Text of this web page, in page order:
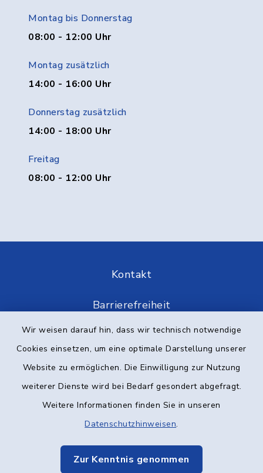
Wir weisen darauf hin, dass wir technisch notwendige
Cookies einsetzen, um eine optimale Darstellung unserer
Website zu ermöglichen. Die Einwilligung zur Nutzung
weiterer Dienste wird bei Bedarf gesondert abgefragt.
Weitere Informationen finden Sie in unseren
Datenschutzhinweisen.
Zur Kenntnis genommen
Montag bis Donnerstag
08:00 - 12:00 Uhr
Montag zusätzlich
14:00 - 16:00 Uhr
Donnerstag zusätzlich
14:00 - 18:00 Uhr
Freitag
08:00 - 12:00 Uhr
Kontakt
Barrierefreiheit
Datenschutz
Impressum
Sitemap
Cookie-Einstellungen